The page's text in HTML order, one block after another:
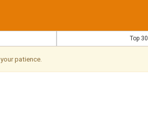
Top 30
patience.